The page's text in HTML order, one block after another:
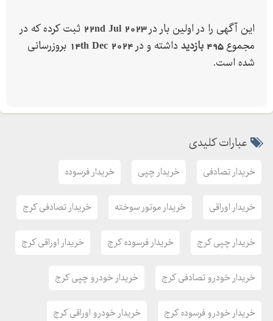
عکس اتومبیل ومشخصات خودرو را برای بفرستید
این آگهی را در اولین بار در22nd Jul 2023 ثبت کرده که در
مجموع495 بازدید داشته و در 14th Dec 2024 بروزرسانی
شده است.
عبارات کلیدی
خریدار تصادفی خریدار چپی خریدار فرسوده
خریدار اوراقی خریدار موتور سوخته خریدار تصادفی کرج
خریدار چپی کرج خریدار فرسوده کرج خریدار اوراقی کرج
خریدار خودرو تصادفی کرج خریدار خودرو چپی کرج
خریدار خودرو فرسوده کرج خریدار خودرو اوراقی کرج